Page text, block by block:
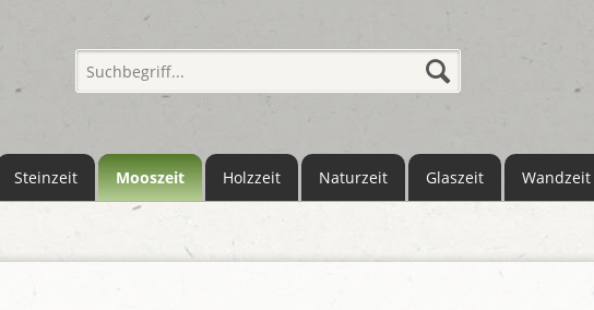
Steinzeit Mooszeit Holzzeit Naturzeit Glaszeit Wandzeit